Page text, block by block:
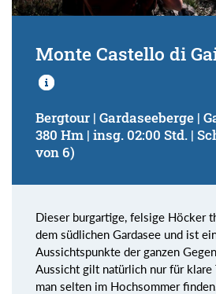
Monte Castello di
Bergtour | Gardaseeberge |
380 Hm | insg. 02:00 Std. |
von 6)
Dieser burgartige, felsige Höcker
dem südlichen Gardasee und ist
Aussichtspunkte der ganzen
Aussicht gilt natürlich nur für klare
man selten im Hochsommer